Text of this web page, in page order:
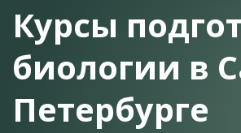
Курсы
биологии в
Петербурге